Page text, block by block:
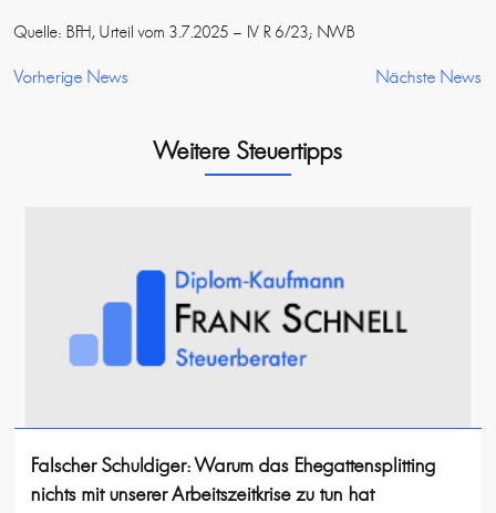
Quelle: BFH, Urteil vom 3.7.2025 – IV R 6/23; NWB
Vorherige News Nächste News
Weitere Steuertipps
Falscher Schuldiger: Warum das Ehegattensplitting
nichts mit unserer Arbeitszeitkrise zu tun hat